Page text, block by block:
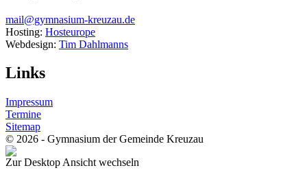
mail@gymnasium-kreuzau.de
Hosting: Hosteurope
Webdesign: Tim Dahlmanns
Links
Impressum
Termine
Sitemap
© 2026 - Gymnasium der Gemeinde Kreuzau
Zur Desktop Ansicht wechseln